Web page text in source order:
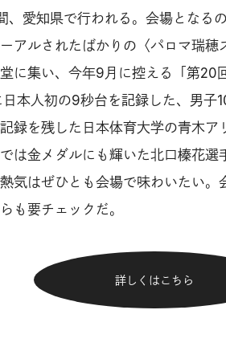
、愛知県で行われる。会場となる
アルされたばかりの〈パロマ瑞穂
に集い、今年9月に控える「第20
日本人初の9秒台を記録した、男
録を残した日本体育大学の青木
は金メダルにも輝いた北口榛花
気はぜひとも会場で味わいたい
も要チェックだ。
詳しくはこちら